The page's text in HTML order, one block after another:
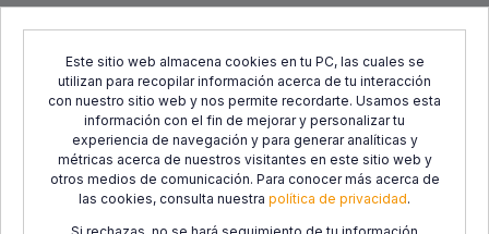
Este sitio web almacena cookies en tu PC, las cuales se
utilizan para recopilar información acerca de tu interacción
con nuestro sitio web y nos permite recordarte. Usamos esta
información con el fin de mejorar y personalizar tu
experiencia de navegación y para generar analíticas y
métricas acerca de nuestros visitantes en este sitio web y
otros medios de comunicación. Para conocer más acerca de
las cookies, consulta nuestra política de privacidad.
Desarrollo Regional (FEDER) y el Centro para el Desarrollo
Tecnológico Industrial (CDTI), con el objetivo de promover el
desarrollo tecnológico, la innovación y una investigación de